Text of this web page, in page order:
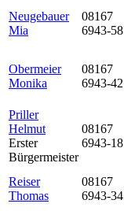
Neugebauer
Mia
08167
6943-58
Obermeier
Monika
08167
6943-42
Priller
Helmut
Erster
Bürgermeister
08167
6943-18
Reiser
Thomas
08167
6943-34